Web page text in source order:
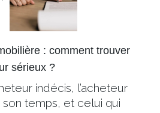
: comment trouver
sérieux ?
indécis, l’acheteur
son temps, et celui qui